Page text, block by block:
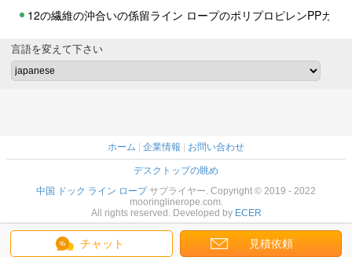
12の繊維の沖合いの係留ライン ロープのポリプロピレンPPカス
12の繊維の空のブレードのポリプロピレン ロープ、着色された
編みこみの柔らかいポリプロピレンの係留ロープ80mm x 200m
柔らかい空の中心3の繊維の多ロープ、Polysteel紫外線安定させ
青いトレーサーのマルチフィラメントのポリプロピレンの係留
9インチ8の繊維の係留ロープ極度のダンラインのオレンジ
ドッキング8の繊維のポリプロピレンの係留ロープの黄色80mm
高力PPダン8のブレードの海洋のドック ロープの海洋の船の供
チャット 見積依頼
言語を変えて下さい
ホーム | 企業情報 | お問い合わせ
デスクトップの眺め
中国 ドック ライン ロープサプライヤー. Copyright © 2019 - 2022
mooringlinerope.com.
All rights reserved. Developed by ECER